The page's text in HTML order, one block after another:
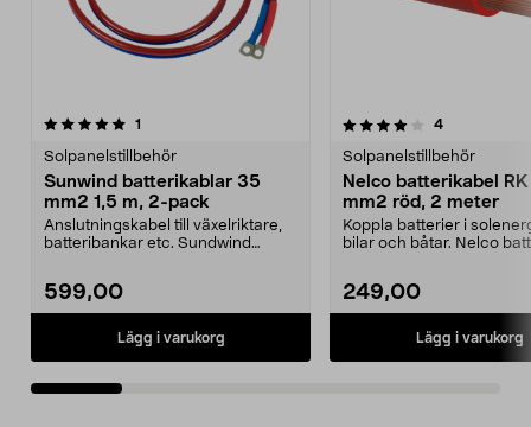
1
Solpanelstillbehör
Sunwind batterikablar 35
mm2 1,5 m, 2-pack
Anslutningskabel till växelriktare,
batteribankar etc. Sundwind
599,00
Lägg i varukorg
4.0av 5 stjärnor 4recensioner
Solpanelstillbehör
Nelco batterikabel
mm2 röd, 2 meter
Koppla batterier i
bilar och båtar. Nelco
249,00
Lägg i varukorg
4.5av 5 stjärnor